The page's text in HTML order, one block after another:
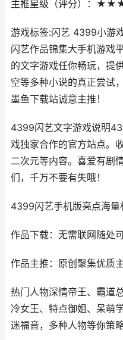
主推星级（评分）：
游戏标签:闪艺 4399小游
闪艺作品锦集大手机游戏
的文字游戏任你畅玩，提
空等多种小说的真正尝试
墨鱼下载站诚意主推！
4399闪艺文字游戏说明
戏独家合作的官方站点。
二次元等内容。喜爱有剧
们，千万不要有失哦！
4399闪艺手机版亮点海
作品下载：无需联网随处
作品主推：原创聚集优质
热门人物深情帝王、霸道
冷女王、特点御姐、呆萌
迷福音，多种人物等你策略